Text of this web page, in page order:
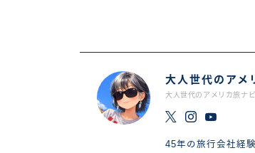
大人世代のアメ
大人世代のアメリカ旅ナ
45年の旅行会社経